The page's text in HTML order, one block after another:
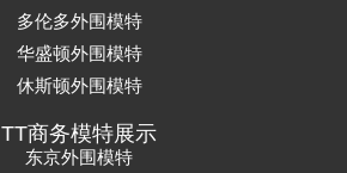
多伦多外围模特
华盛顿外围模特
休斯顿外围模特
TT商务模特展示
东京外围模特